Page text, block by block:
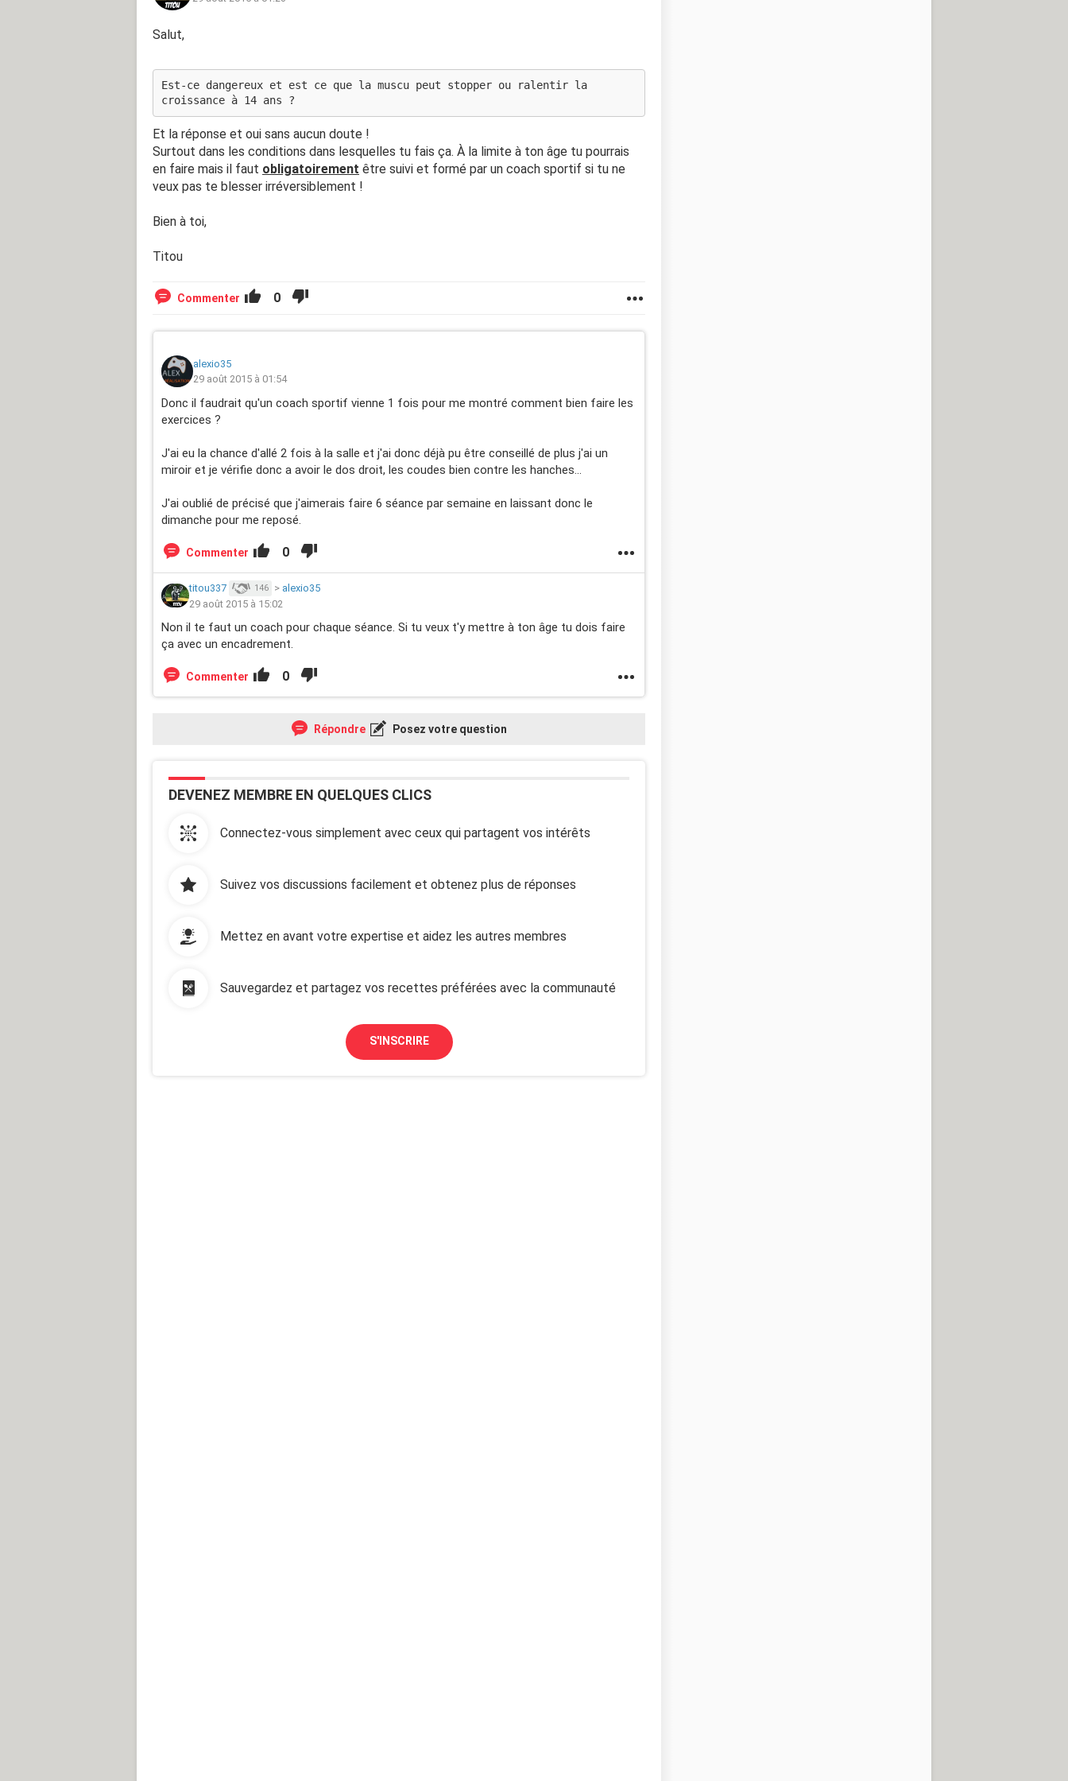
Salut,
Est-ce dangereux et est ce que la muscu peut stopper ou ralentir la
croissance à 14 ans ?
Et la réponse et oui sans aucun doute !
Surtout dans les conditions dans lesquelles tu fais ça. À la limite à ton âge tu pourrais
en faire mais il faut obligatoirement être suivi et formé par un coach sportif si tu ne
veux pas te blesser irréversiblement !
Bien à toi,
Titou
Commenter 0
alexio35
29 août 2015 à 01:54
Donc il faudrait qu'un coach sportif vienne 1 fois pour me montré comment bien faire les
exercices ?
J'ai eu la chance d'allé 2 fois à la salle et j'ai donc déjà pu être conseillé de plus j'ai un
miroir et je vérifie donc a avoir le dos droit, les coudes bien contre les hanches...
J'ai oublié de précisé que j'aimerais faire 6 séance par semaine en laissant donc le
dimanche pour me reposé.
Commenter 0
titou337 146 > alexio35
29 août 2015 à 15:02
Non il te faut un coach pour chaque séance. Si tu veux t'y mettre à ton âge tu dois faire
ça avec un encadrement.
Commenter 0
Répondre Posez votre question
DEVENEZ MEMBRE EN QUELQUES CLICS
Connectez-vous simplement avec ceux qui partagent vos intérêts
Suivez vos discussions facilement et obtenez plus de réponses
Mettez en avant votre expertise et aidez les autres membres
Sauvegardez et partagez vos recettes préférées avec la communauté
S'INSCRIRE